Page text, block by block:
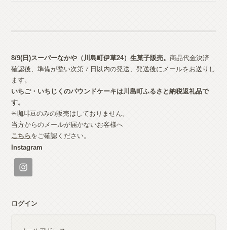
8/9(日)スーパーなかや（川島町伊草24）生菓子販売。商品代金決済
確認後、準備が整い次第７日以内の発送、発送後にメールをお送りし
ます。
いちご・いちじくのパウンドケーキは川島町ふるさと納税返礼品で
す。
✳︎珈琲豆のみの販売はしておりません。
当方からのメールが届かないお客様へ
こちらをご確認ください。
Instagram
ログイン